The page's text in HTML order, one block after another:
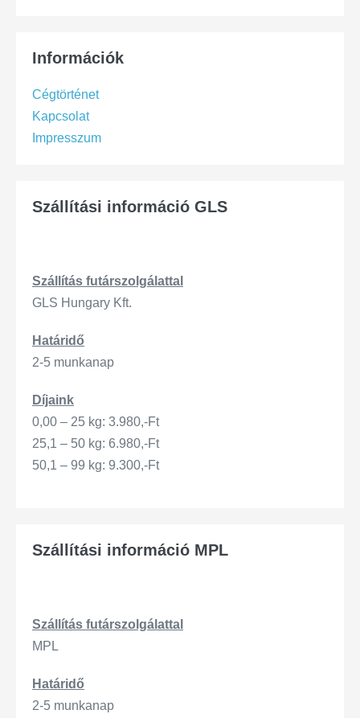
Információk
Cégtörténet
Kapcsolat
Impresszum
Szállítási információ GLS
Szállítás futárszo lgálattal
GLS Hungary Kft.
Határidő
2-5 munkanap
Díjaink
0,00 – 25 kg: 3.980,-Ft
25,1 – 50 kg: 6.980,-Ft
50,1 – 99 kg: 9.300,-Ft
Szállítási információ MPL
Szállítás futárszo lgálattal
MPL
Határidő
2-5 munkanap